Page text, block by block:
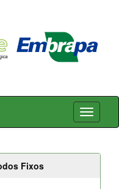
Fixos